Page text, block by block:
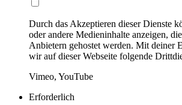
Durch das Akzeptieren dieser Dienste
oder andere Medieninhalte anzeigen,
Anbietern gehostet werden. Mit deiner
wir auf dieser Webseite folgende
Vimeo, YouTube
Erforderlich